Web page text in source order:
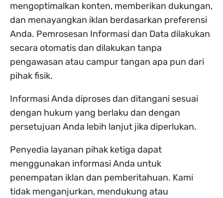
mengoptimalkan konten, memberikan dukungan,
dan menayangkan iklan berdasarkan preferensi
Anda. Pemrosesan Informasi dan Data dilakukan
secara otomatis dan dilakukan tanpa
pengawasan atau campur tangan apa pun dari
pihak fisik.
Informasi Anda diproses dan ditangani sesuai
dengan hukum yang berlaku dan dengan
persetujuan Anda lebih lanjut jika diperlukan.
Penyedia layanan pihak ketiga dapat
menggunakan informasi Anda untuk
penempatan iklan dan pemberitahuan. Kami
tidak menganjurkan, mendukung atau